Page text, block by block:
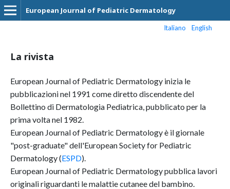
European Journal of Pediatric Dermatology
Italiano English
La rivista
European Journal of Pediatric Dermatology inizia le
pubblicazioni nel 1991 come diretto discendente del
Bollettino di Dermatologia Pediatrica, pubblicato per la
prima volta nel 1982.
European Journal of Pediatric Dermatology è il giornale
"post-graduate" dell'European Society for Pediatric
Dermatology (ESPD).
European Journal of Pediatric Dermatology pubblica lavori
originali riguardanti le malattie cutanee del bambino.